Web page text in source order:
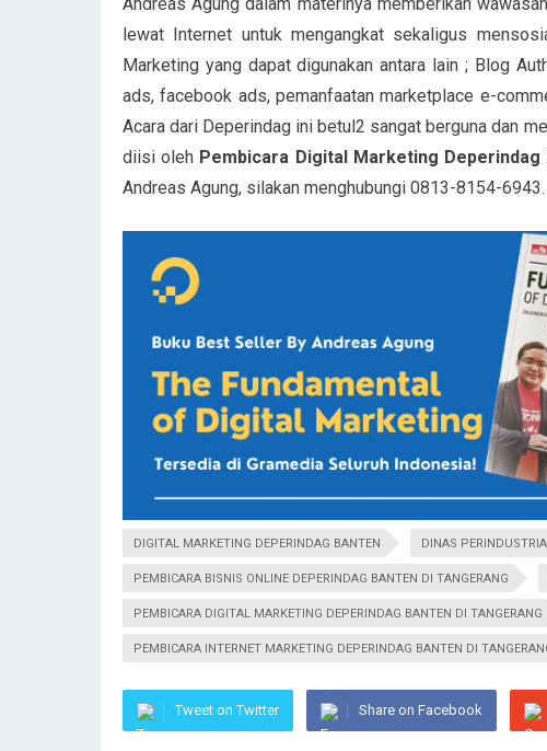
lewat Internet untuk mengangkat sekaligus
Marketing yang dapat digunakan antara lain ; Blog
ads, facebook ads, pemanfaatan marketplace e-
Acara dari Deperindag ini betul2 sangat berguna dan
diisi oleh Pembicara Digital Marketing
Andreas Agung, silakan menghubungi 0813-8154-6943.
DIGITAL MARKETING DEPERINDAG BANTEN DINAS
PEMBICARA BISNIS ONLINE DEPERINDAG BANTEN DI TANGERANG
PEMBICARA DIGITAL MARKETING DEPERINDAG BANTEN DI TANGERANG
PEMBICARA INTERNET MARKETING DEPERINDAG BANTEN DI
Tweet on Twitter Share on Facebook